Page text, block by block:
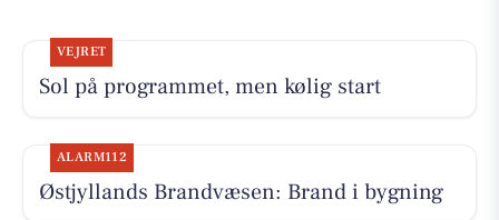
VEJRET
Sol på programmet, men kølig start
ALARM112
Østjyllands Brandvæsen: Brand i bygning